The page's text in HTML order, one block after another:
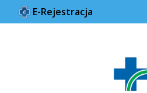
E-Rejestracja